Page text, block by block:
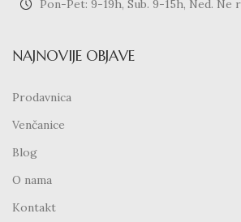
Pon-Pet: 9-19h, Sub. 9-15h, Ned. Ne
NAJNOVIJE OBJAVE
Prodavnica
Venčanice
Blog
O nama
Kontakt